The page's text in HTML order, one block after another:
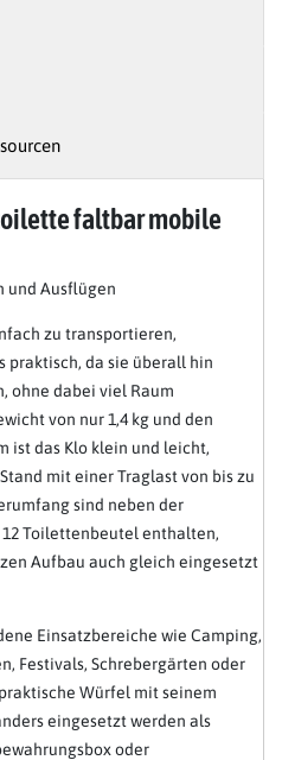
faltbar mobile
und Ausflügen
zu transportieren,
praktisch, da sie überall hin
ohne dabei viel Raum
von nur 1,4 kg und den
ist das Klo klein und leicht,
mit einer Traglast von bis zu
sind neben der
Toilettenbeutel enthalten,
Aufbau auch gleich eingesetzt
Einsatzbereiche wie Camping,
Festivals, Schrebergärten oder
Würfel mit seinem
eingesetzt werden als
oder